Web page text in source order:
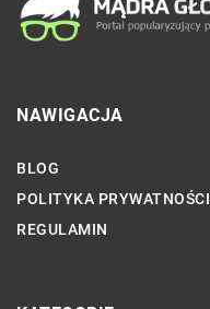
NAWIGACJA
BLOG
POLITYKA PRYWATNOŚCI
REGULAMIN